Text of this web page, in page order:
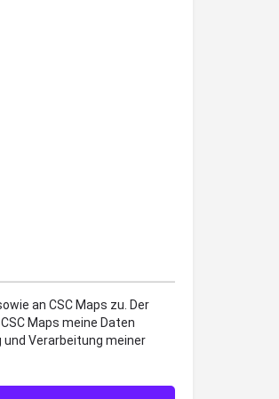
an CSC Maps zu. Der
Maps meine Daten
und Verarbeitung meiner